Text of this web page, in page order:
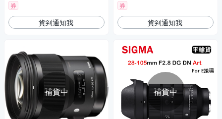
券
貨到通知我
補貨中
券
貨到通知我
補貨中